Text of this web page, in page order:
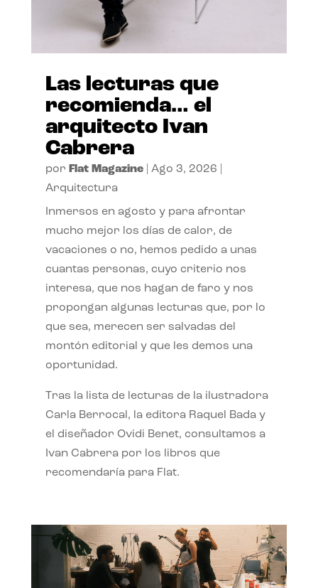
Las lecturas que
recomienda… el
arquitecto Ivan
Cabrera
por Flat Magazine| Ago 3, 2026
Arquitectura
Inmersos en agosto y para afrontar
mucho mejor los días de calor, de
vacaciones o no, hemos pedido a unas
cuantas personas, cuyo criterio nos
interesa, que nos hagan de faro y nos
propongan algunas lecturas que, por lo
que sea, merecen ser salvadas del
montón editorial y que les demos una
oportunidad.
Tras la lista de lecturas de la ilustradora
Carla Berrocal, la editora Raquel Bada y
el diseñador Ovidi Benet, consultamos a
Ivan Cabrera por los libros que
recomendaría para Flat.